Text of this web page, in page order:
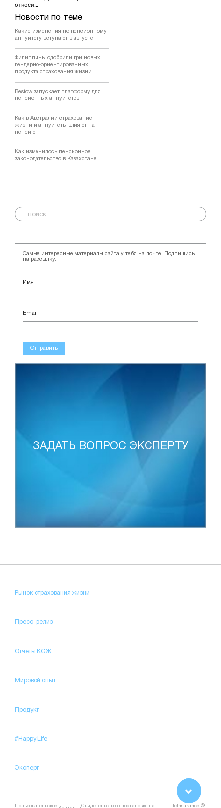
Новости по теме
Какие изменения по пенсионному
аннуитету вступают в августе
Филиппины одобрили три новых
гендерно-ориентированных
продукта страхования жизни
Bestow запускает платформу для
пенсионных аннуитетов
Как в Австралии страхование
жизни и аннуитеты влияют на
пенсию
Как изменилось пенсионное
законодательство в Казахстане
относи...
Самые интересные материалы сайта у тебя на почте! Подпишись
на рассылку.
Имя
Email
Отправить
ЗАДАТЬ ВОПРОС ЭКСПЕРТУ
Рынок страхования жизни
Пресс-релиз
Отчеты КСЖ
Мировой опыт
Продукт
#Happy Life
Эксперт
Пользовательское Свидетельство о постановке на LifeInsurance ©